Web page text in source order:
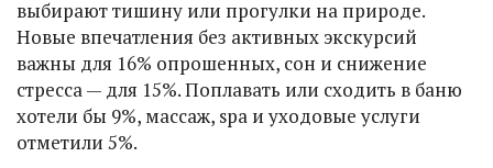
выбирают тишину или прогулки на природе.
Новые впечатления без активных экскурсий
важны для 16% опрошенных, сон и снижение
стресса — для 15%. Поплавать или сходить в баню
хотели бы 9%, массаж, spa и уходовые услуги
отметили 5%.